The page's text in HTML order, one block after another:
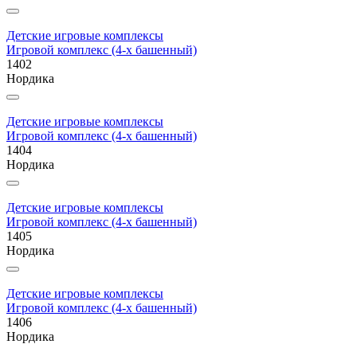
Детские игровые комплексы
Игровой комплекс (4-х башенный)
1402
Нордика
Детские игровые комплексы
Игровой комплекс (4-х башенный)
1404
Нордика
Детские игровые комплексы
Игровой комплекс (4-х башенный)
1405
Нордика
Детские игровые комплексы
Игровой комплекс (4-х башенный)
1406
Нордика